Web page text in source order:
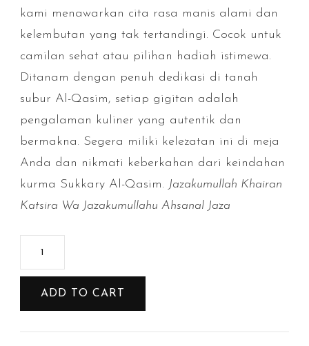
kami menawarkan cita rasa manis alami dan
kelembutan yang tak tertandingi. Cocok untuk
camilan sehat atau pilihan hadiah istimewa.
Ditanam dengan penuh dedikasi di tanah
subur Al-Qasim, setiap gigitan adalah
pengalaman kuliner yang autentik dan
bermakna. Segera miliki kelezatan ini di meja
Anda dan nikmati keberkahan dari keindahan
kurma Sukkary Al-Qasim. Jazakumullah Khairan
Katsira Wa Jazakumullahu Ahsanal Jaza
Sukkary
Syifa
Dates
500gr
ADD TO CART